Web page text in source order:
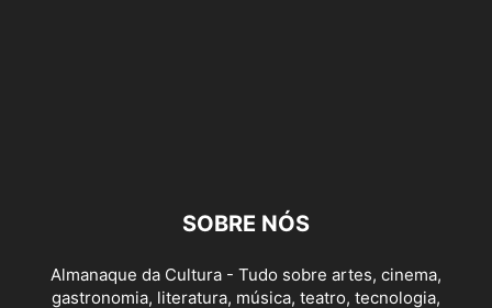
SOBRE NÓS
Almanaque da Cultura - Tudo sobre artes, cinema,
gastronomia, literatura, música, teatro, tecnologia,